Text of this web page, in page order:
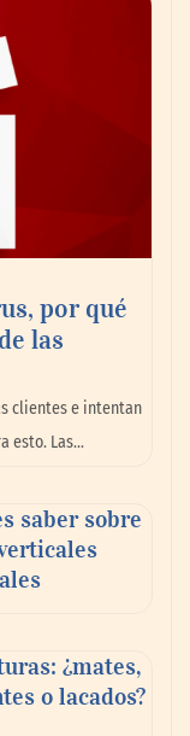
de la etapa
general
por qué
las
clientes e intentan
esto. Las…
saber sobre
¿mates,
o lacados?